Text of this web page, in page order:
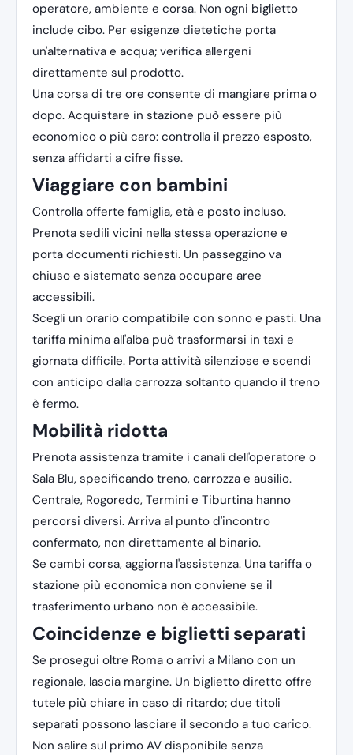
operatore, ambiente e corsa. Non ogni biglietto
include cibo. Per esigenze dietetiche porta
un'alternativa e acqua; verifica allergeni
direttamente sul prodotto.
Una corsa di tre ore consente di mangiare prima o
dopo. Acquistare in stazione può essere più
economico o più caro: controlla il prezzo esposto,
senza affidarti a cifre fisse.
Viaggiare con bambini
Controlla offerte famiglia, età e posto incluso.
Prenota sedili vicini nella stessa operazione e
porta documenti richiesti. Un passeggino va
chiuso e sistemato senza occupare aree
accessibili.
Scegli un orario compatibile con sonno e pasti. Una
tariffa minima all'alba può trasformarsi in taxi e
giornata difficile. Porta attività silenziose e scendi
con anticipo dalla carrozza soltanto quando il treno
è fermo.
Mobilità ridotta
Prenota assistenza tramite i canali dell'operatore o
Sala Blu, specificando treno, carrozza e ausilio.
Centrale, Rogoredo, Termini e Tiburtina hanno
percorsi diversi. Arriva al punto d'incontro
confermato, non direttamente al binario.
Se cambi corsa, aggiorna l'assistenza. Una tariffa o
stazione più economica non conviene se il
trasferimento urbano non è accessibile.
Coincidenze e biglietti separati
Se prosegui oltre Roma o arrivi a Milano con un
regionale, lascia margine. Un biglietto diretto offre
tutele più chiare in caso di ritardo; due titoli
separati possono lasciare il secondo a tuo carico.
Non salire sul primo AV disponibile senza